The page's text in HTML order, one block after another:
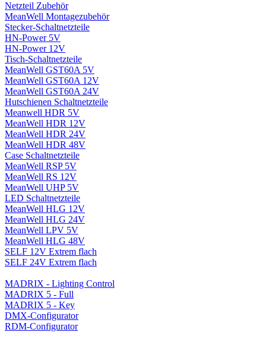
Netzteil Zubehör
MeanWell Montagezubehör
Stecker-Schaltnetzteile
HN-Power 5V
HN-Power 12V
Tisch-Schaltnetzteile
MeanWell GST60A 5V
MeanWell GST60A 12V
MeanWell GST60A 24V
Hutschienen Schaltnetzteile
Meanwell HDR 5V
MeanWell HDR 12V
MeanWell HDR 24V
MeanWell HDR 48V
Case Schaltnetzteile
MeanWell RSP 5V
MeanWell RS 12V
MeanWell UHP 5V
LED Schaltnetzteile
MeanWell HLG 12V
MeanWell HLG 24V
MeanWell LPV 5V
MeanWell HLG 48V
SELF 12V Extrem flach
SELF 24V Extrem flach
MADRIX - Lighting Control
MADRIX 5 - Full
MADRIX 5 - Key
DMX-Configurator
RDM-Configurator